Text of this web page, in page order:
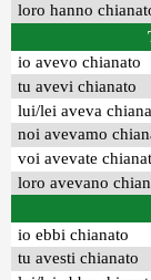
loro hanno
io avevo chianato
tu avevi chianato
lui/lei aveva
noi avevamo
voi avevate
loro avevano
io ebbi chianato
tu avesti chianato